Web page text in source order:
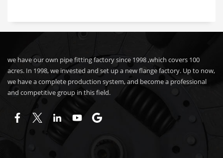
we have our own pipe fitting factory since 1998 ,which covers 100
acres. In 1998, we invested and set up a new flange factory. Up to now,
we have a complete production system, and become a professional
and competitive group in this field.